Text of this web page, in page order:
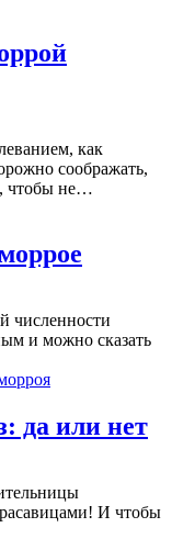
как
соображать,
чтобы не…
численности
и можно сказать
да или нет
И чтобы